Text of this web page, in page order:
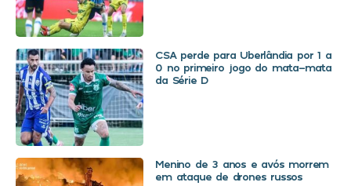
CSA perde para Uberlândia por 1 a
0 no primeiro jogo do mata-mata
da Série D
Menino de 3 anos e avós morrem
em ataque de drones russos